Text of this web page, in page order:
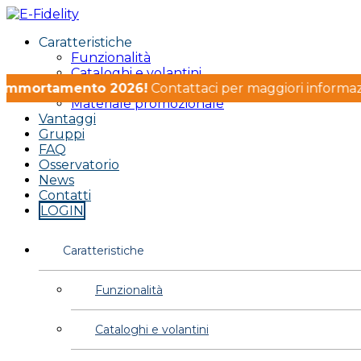
2026!Contattaci per maggiori
Caratteristiche
Funzionalità
Cataloghi e volantini
Card
Materiale promozionale
Vantaggi
Gruppi
FAQ
Osservatorio
News
Contatti
LOGIN
Caratteristiche
Funzionalità
Cataloghi e volantini